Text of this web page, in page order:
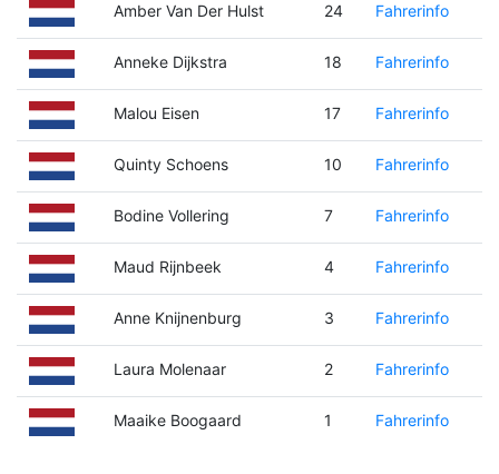
Amber Van Der Hulst 24 Fahrerinfo
Anneke Dijkstra 18 Fahrerinfo
Malou Eisen 17 Fahrerinfo
Quinty Schoens 10 Fahrerinfo
Bodine Vollering 7 Fahrerinfo
Maud Rijnbeek 4 Fahrerinfo
Anne Knijnenburg 3 Fahrerinfo
Laura Molenaar 2 Fahrerinfo
Maaike Boogaard 1 Fahrerinfo